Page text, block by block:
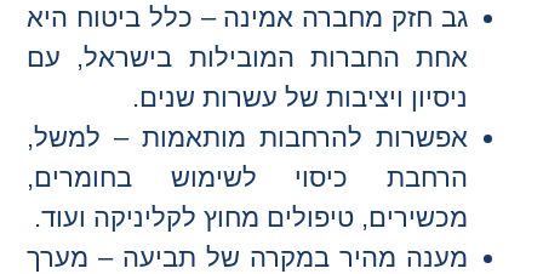
גב חזק מחברה אמינה – כלל ביטוח היא
אחת החברות המובילות בישראל, עם
ניסיון ויציבות של עשרות שנים.
אפשרות להרחבות מותאמות – למשל,
הרחבת כיסוי לשימוש בחומרים,
מכשירים, טיפולים מחוץ לקליניקה ועוד.
מענה מהיר במקרה של תביעה – מערך